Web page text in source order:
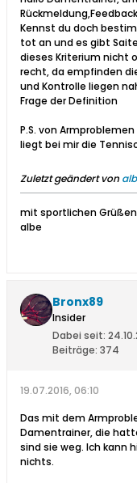
Kennst du doch
tot an und es gibt
dieses Kriterium nicht
recht, da empfinden
und Kontrolle liegen
Frage der Definition
P.S. von
liegt bei mir die
Zuletzt geändert von
mit sportlichen
albe
Bronx89
Insider
Dabei seit:
Beiträge: 374
19.07.2016, 06:10
Das mit dem
Damentrainer, die
sind sie weg. Ich kann
nichts.